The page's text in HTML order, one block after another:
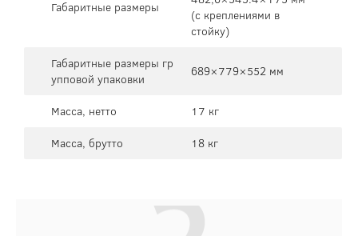
Габаритные размеры
(с креплениями в
стойку)
Габаритные размеры гр
упповой упаковки
689×779×552 мм
Масса, нетто
17 кг
Масса, брутто
18 кг